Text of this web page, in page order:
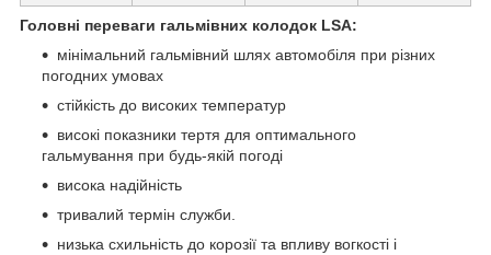
Головні переваги гальмівних колодок LSA:
мінімальний гальмівний шлях автомобіля при різних
погодних умовах
стійкість до високих температур
високі показники тертя для оптимального
гальмування при будь-якій погоді
висока надійність
тривалий термін служби.
низька схильність до корозії та впливу вогкості і